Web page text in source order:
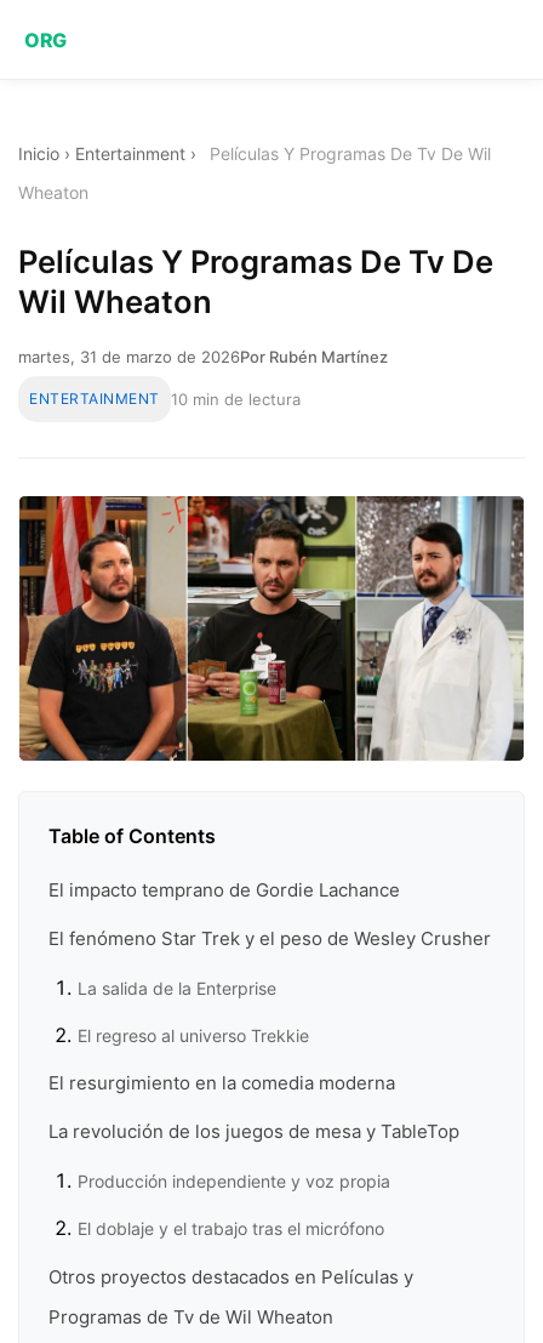
ORG
Inicio › Entertainment ›
Películas Y Programas De Tv De Wil
Wheaton
Películas Y Programas De Tv De
Wil Wheaton
martes, 31 de marzo de 2026Por Rubén Martínez
ENTERTAINMENT 10 min de lectura
Table of Contents
El impacto temprano de Gordie Lachance
El fenómeno Star Trek y el peso de Wesley Crusher
La salida de la Enterprise
El regreso al universo Trekkie
El resurgimiento en la comedia moderna
La revolución de los juegos de mesa y TableTop
Producción independiente y voz propia
El doblaje y el trabajo tras el micrófono
Otros proyectos destacados en Películas y
Programas de Tv de Wil Wheaton